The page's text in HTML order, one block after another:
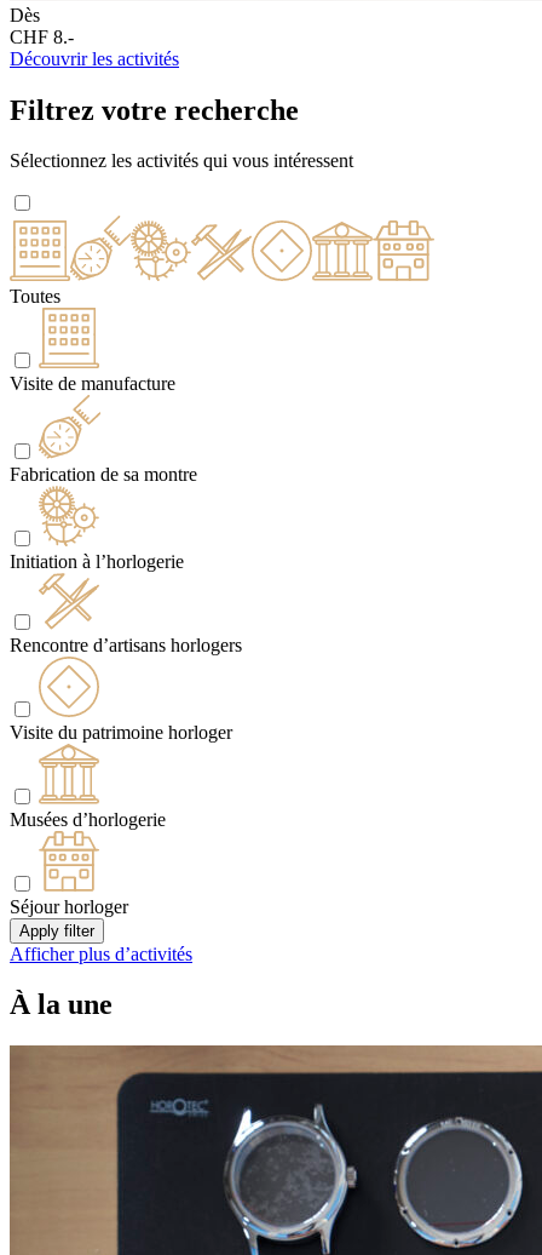
Dès
CHF 8.-
Découvrir les activités
Filtrez votre recherche
Sélectionnez les activités qui vous intéressent
Toutes
Visite de manufacture
Fabrication de sa montre
Initiation à l’horlogerie
Rencontre d’artisans horlogers
Visite du patrimoine horloger
Musées d’horlogerie
Séjour horloger
Apply filter
Afficher plus d’activités
À la une